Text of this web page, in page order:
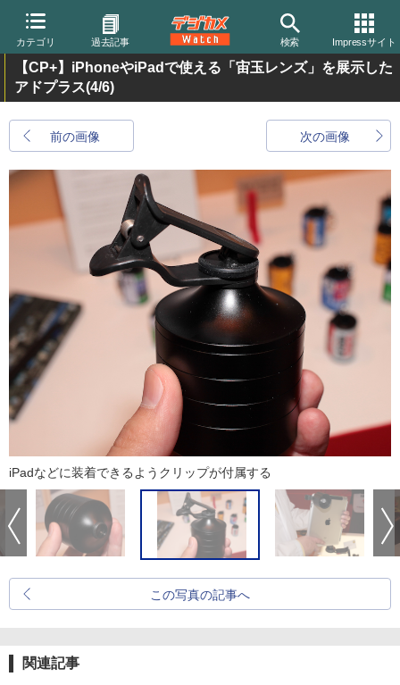
カテゴリ 過去記事 検索 Impressサイト
【CP+】iPhoneやiPadで使える「宙玉レンズ」を展示した
アドプラス(4/6)
前の画像 次の画像
iPadなどに装着できるようクリップが付属する
この写真の記事へ
関連記事